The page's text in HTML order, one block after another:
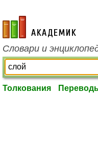
academic.ru
Словари и
Толкования